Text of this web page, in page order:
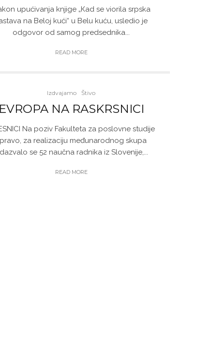
upućivanja knjige „Кad se viorila srpska
na Beloj kući“ u Belu kuću, usledio je
odgovor od samog predsednika...
READ MORE
Izdvajamo Štivo
EVROPA NA RASKRSNICI
Na poziv Fakulteta za poslovne studije
za realizaciju međunarodnog skupa
se 52 naučna radnika iz Slovenije,...
READ MORE